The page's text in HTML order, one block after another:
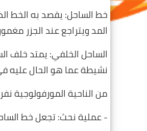
خط الساحل: يقصد به الخط
المد ويتراجع عند الجزر
الساحل الخلفي: يمتد خلف
نشيطة عما هو الحال عليه
من الناحية المورفولوجية
- عملية نحث: تجعل خط